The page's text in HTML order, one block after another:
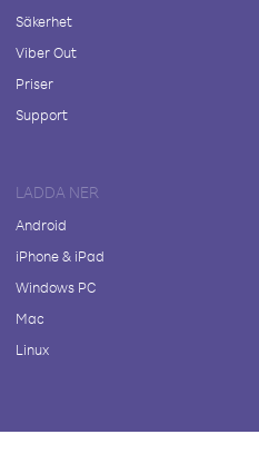
Säkerhet
Viber Out
Priser
Support
LADDA NER
Android
iPhone & iPad
Windows PC
Mac
Linux